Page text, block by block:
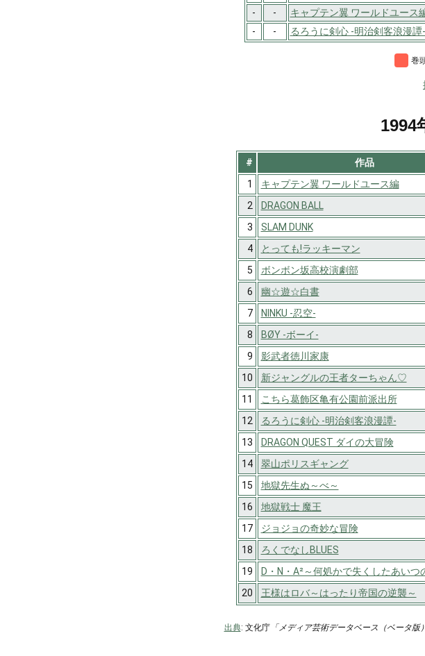
-
- キャプテン翼 ワールドユース
-
- るろうに剣心 -明治剣客浪漫譚-
巻
1994
# 作品
1
キャプテン翼 ワールドユース編
2
DRAGON BALL
3
SLAM DUNK
4
とっても!ラッキーマン
5
ボンボン坂高校演劇部
6
幽☆遊☆白書
7
NINKU -忍空-
8
BØY -ボーイ-
9
影武者徳川家康
10
新ジャングルの王者ターちゃん♡
11
こちら葛飾区亀有公園前派出所
12
るろうに剣心 -明治剣客浪漫譚-
13
DRAGON QUEST ダイの大冒険
14
翠山ポリスギャング
15
地獄先生ぬ～べ～
16
地獄戦士 魔王
17
ジョジョの奇妙な冒険
18
ろくでなしBLUES
19
D・N・A²～何処かで失くしたあいつ
20
王様はロバ～はったり帝国の逆襲～
出典: 文化庁「メディア芸術データベース（ベータ版